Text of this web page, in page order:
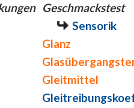
Geschmackstest
Sensorik
Glanz
Gleitmittel